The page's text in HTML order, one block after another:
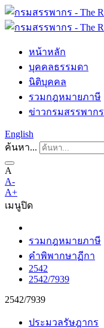
หน้าหลัก
บุคคลธรรมดา
นิติบุคคล
รวมกฎหมายภาษี
ข่าวกรมสรรพากร
English
ค้นหา...
A
A-
A+
เมนูปิด
รวมกฎหมายภาษี
คำพิพากษาฏีกา
2542
2542/7939
2542/7939
ประมวลรัษฎากร